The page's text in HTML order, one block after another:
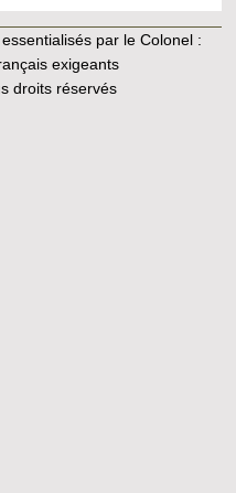
par le Colonel :
exigeants
droits réservés